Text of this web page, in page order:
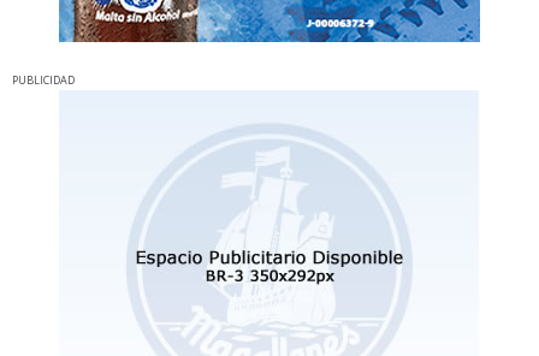
PUBLICIDAD